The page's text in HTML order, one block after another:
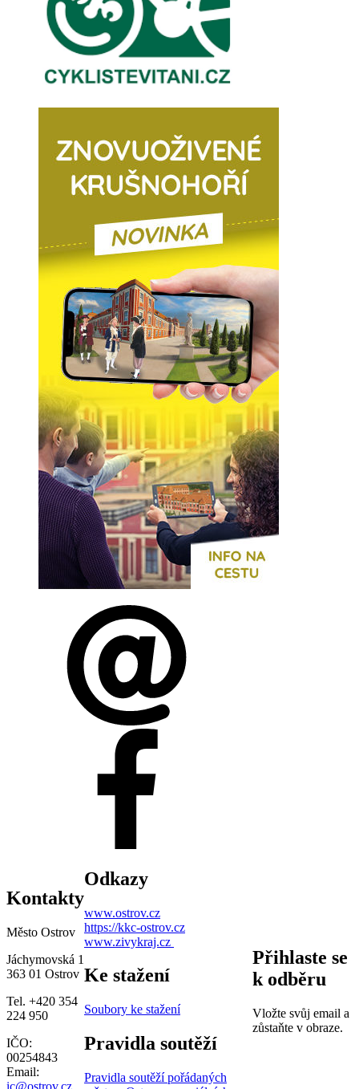
Kontakty
Město Ostrov
Jáchymovská 1
363 01 Ostrov
Tel. +420 354
224 950
IČO:
00254843
Email:
Odkazy
www.ostrov.cz
https://kkc-ostrov.cz
www.zivykraj.cz
Ke stažení
Soubory ke stažení
Pravidla soutěží
Pravidla soutěží pořádaných
Přihlaste se
k odběru
Vložte svůj email a
zůstaňte v obraze.